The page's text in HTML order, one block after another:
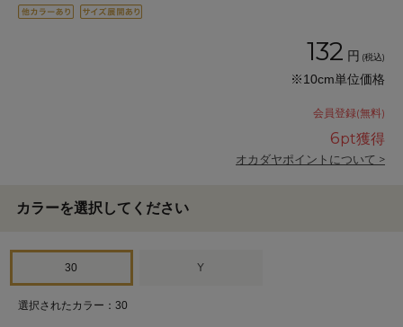
132 円 (税込)
※10cm単位価格
会員登録(無料)
6pt獲得
オカダヤポイントについて >
カラーを選択してください
30 Y
選択されたカラー：30